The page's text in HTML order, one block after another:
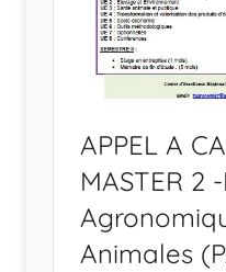
APPEL A
MASTER 2
Animales